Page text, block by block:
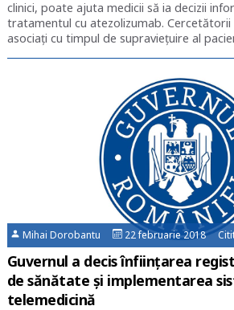
clinici, poate ajuta medicii să ia decizii
tratamentul cu atezolizumab.
asociați cu timpul de supraviețuire al
Mihai Dorobantu 22 februarie 2018
Guvernul a decis înființarea
de sănătate și implementarea
telemedicină